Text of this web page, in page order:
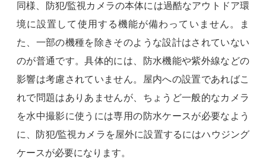
同様、防犯/監視カメラの本体には過酷なアウトドア環
境に設置して使用する機能が備わっていません。ま
た、一部の機種を除きそのような設計はされていない
のが普通です。具体的には、防水機能や紫外線などの
影響は考慮されていません。屋内への設置であればこ
れで問題はありあませんが、ちょうど一般的なカメラ
を水中撮影に使うには専用の防水ケースが必要なよう
に、防犯/監視カメラを屋外に設置するにはハウジング
ケースが必要になります。